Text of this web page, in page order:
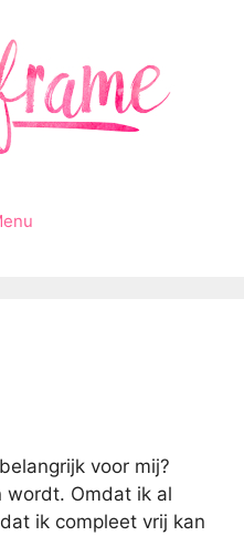
voor mij?
wordt. Omdat ik al
ik compleet vrij kan